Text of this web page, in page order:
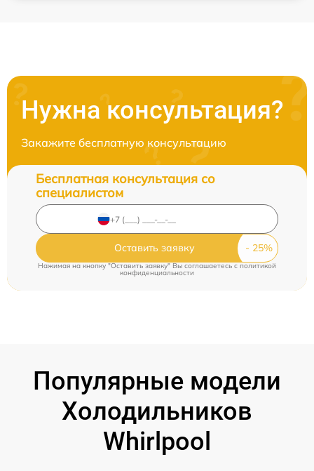
Нужна консультация?
Закажите бесплатную консультацию
Бесплатная консультация со
специалистом
Оставить заявку
Нажимая на кнопку "Оставить заявку" Вы соглашаетесь c политикой
конфиденциальности
Популярные модели
Холодильников
Whirlpool